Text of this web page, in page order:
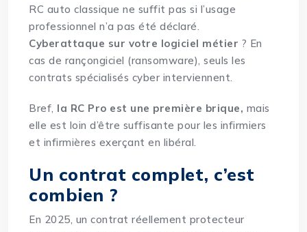
RC auto classique ne suffit pas si l’usage
professionnel n’a pas été déclaré.
Cyberattaque sur votre logiciel métier ? En
cas de rançongiciel (ransomware), seuls les
contrats spécialisés cyber interviennent.
Bref, la RC Pro est une première brique, mais
elle est loin d’être suffisante pour les infirmiers
et infirmières exerçant en libéral.
Un contrat complet, c’est
combien ?
En 2025, un contrat réellement protecteur